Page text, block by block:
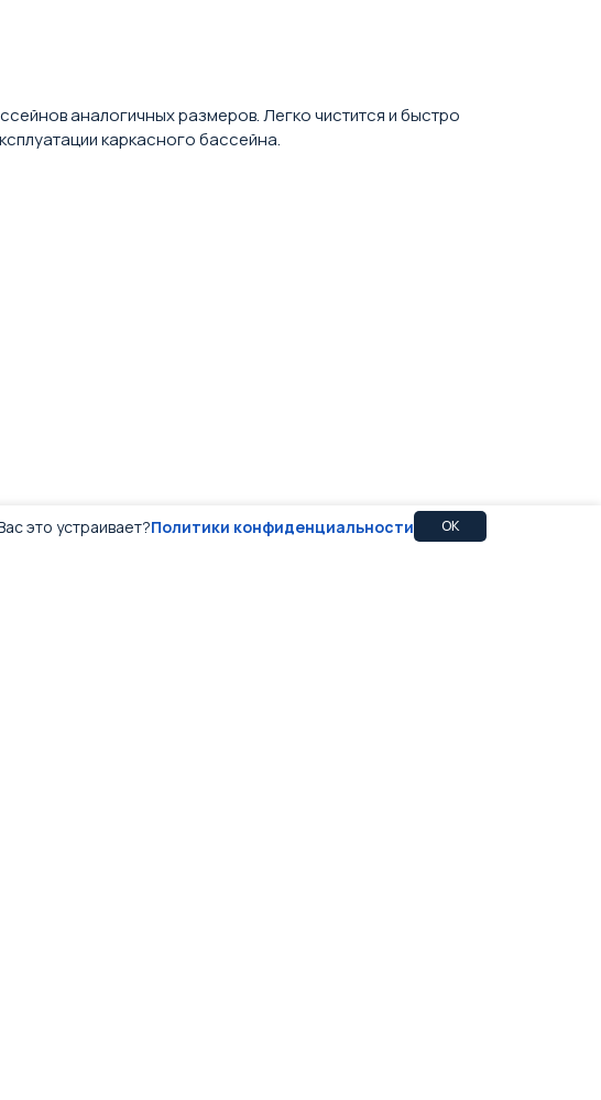
аналогичных размеров. Легко чистится и быстро
каркасного бассейна.
это устраивает?Политики конфиденциальности OK